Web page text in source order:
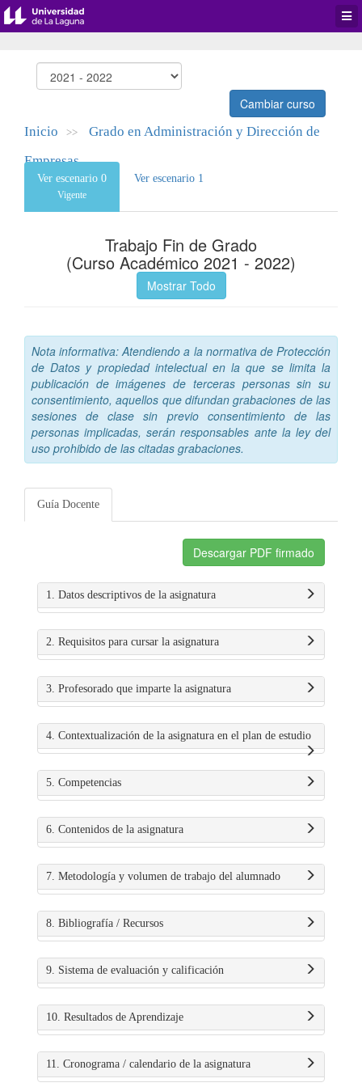
Cambiar curso
Inicio >>
Grado en Administración y Dirección de
Empresas
Ver escenario 0
Vigente
Ver escenario 1
Trabajo Fin de Grado
(Curso Académico 2021 - 2022)
Mostrar Todo
Nota informativa: Atendiendo a la normativa de Protección
de Datos y propiedad intelectual en la que se limita la
publicación de imágenes de terceras personas sin su
consentimiento, aquellos que difundan grabaciones de las
sesiones de clase sin previo consentimiento de las
personas implicadas, serán responsables ante la ley del
uso prohibido de las citadas grabaciones.
Guía Docente
Descargar PDF firmado
1. Datos descriptivos de la asignatura
2. Requisitos para cursar la asignatura
3. Profesorado que imparte la asignatura
4. Contextualización de la asignatura en el plan de estudio
5. Competencias
6. Contenidos de la asignatura
7. Metodología y volumen de trabajo del alumnado
8. Bibliografía / Recursos
9. Sistema de evaluación y calificación
10. Resultados de Aprendizaje
11. Cronograma / calendario de la asignatura